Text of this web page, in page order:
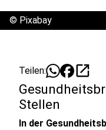
© Pixabay
Teilen: open_in_new
Stellen
In der